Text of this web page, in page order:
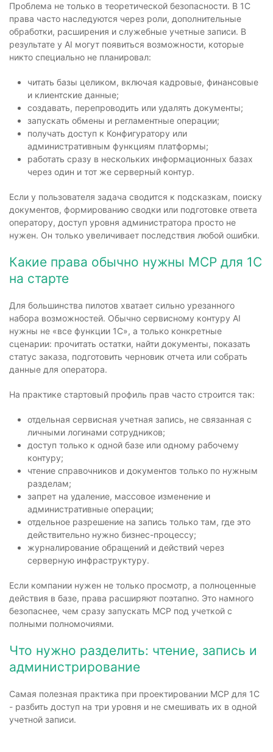
Проблема не только в теоретической безопасности. В 1С
права часто наследуются через роли, дополнительные
обработки, расширения и служебные учетные записи. В
результате у AI могут появиться возможности, которые
никто специально не планировал:
читать базы целиком, включая кадровые, финансовые
и клиентские данные;
создавать, перепроводить или удалять документы;
запускать обмены и регламентные операции;
получать доступ к Конфигуратору или
административным функциям платформы;
работать сразу в нескольких информационных базах
через один и тот же серверный контур.
Если у пользователя задача сводится к подсказкам, поиску
документов, формированию сводки или подготовке ответа
оператору, доступ уровня администратора просто не
нужен. Он только увеличивает последствия любой ошибки.
Какие права обычно нужны MCP для 1С
на старте
Для большинства пилотов хватает сильно урезанного
набора возможностей. Обычно сервисному контуру AI
нужны не «все функции 1С», а только конкретные
сценарии: прочитать остатки, найти документы, показать
статус заказа, подготовить черновик отчета или собрать
данные для оператора.
На практике стартовый профиль прав часто строится так:
отдельная сервисная учетная запись, не связанная с
личными логинами сотрудников;
доступ только к одной базе или одному рабочему
контуру;
чтение справочников и документов только по нужным
разделам;
запрет на удаление, массовое изменение и
административные операции;
отдельное разрешение на запись только там, где это
действительно нужно бизнес-процессу;
журналирование обращений и действий через
серверную инфраструктуру.
Если компании нужен не только просмотр, а полноценные
действия в базе, права расширяют поэтапно. Это намного
безопаснее, чем сразу запускать MCP под учеткой с
полными полномочиями.
Что нужно разделить: чтение, запись и
администрирование
Самая полезная практика при проектировании MCP для 1С
- разбить доступ на три уровня и не смешивать их в одной
учетной записи.